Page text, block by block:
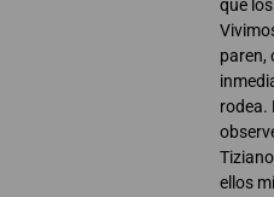
que
paren,
rodea.
ellos